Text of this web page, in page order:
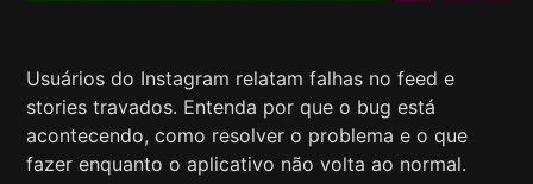
Usuários do Instagram relatam falhas no feed e
stories travados. Entenda por que o bug está
acontecendo, como resolver o problema e o que
fazer enquanto o aplicativo não volta ao normal.